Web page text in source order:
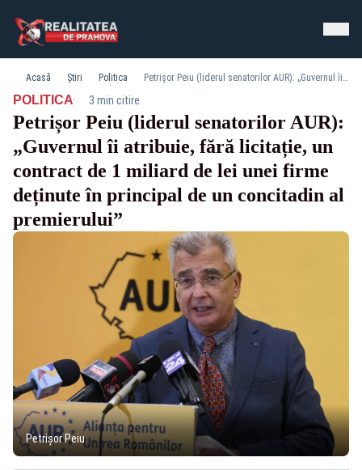
Acasă Știri Politica Petrișor Peiu (liderul senatorilor AUR): „Guvernul îi atribuie, fără licitație, un contract de 1 miliard de lei unei firme deținute în principal de un concitadin al premierului”
POLITICA· 3 min citire
Petrișor Peiu (liderul senatorilor AUR):
„Guvernul îi atribuie, fără licitație, un
contract de 1 miliard de lei unei firme
deținute în principal de un concitadin al
premierului”
Petrișor Peiu